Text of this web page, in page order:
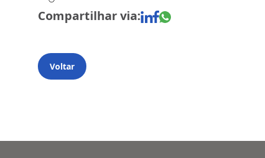
Compartilhar via:
Voltar